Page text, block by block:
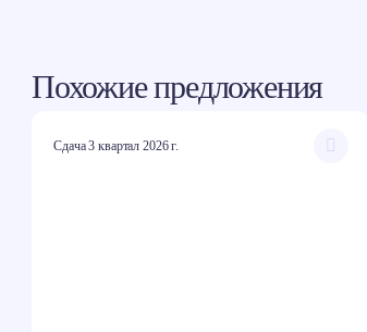
Похожие предложения
Сдача 3 квартал 2026 г.